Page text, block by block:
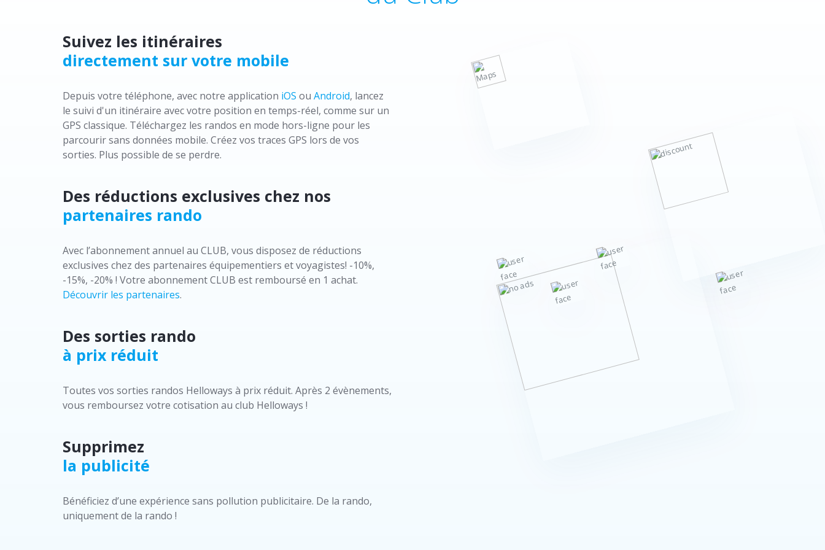
Suivez les itinéraires
directement sur votre mobile
Depuis votre téléphone, avec notre application iOS ou Android, lancez
le suivi d'un itinéraire avec votre position en temps-réel, comme sur un
GPS classique. Téléchargez les randos en mode hors-ligne pour les
parcourir sans données mobile. Créez vos traces GPS lors de vos
sorties. Plus possible de se perdre.
Des réductions exclusives chez nos
partenaires rando
Avec l’abonnement annuel au CLUB, vous disposez de réductions
exclusives chez des partenaires équipementiers et voyagistes! -10%,
-15%, -20% ! Votre abonnement CLUB est remboursé en 1 achat.
Découvrir les partenaires.
Des sorties rando
à prix réduit
Toutes vos sorties randos Helloways à prix réduit. Après 2 évènements,
vous remboursez votre cotisation au club Helloways !
Supprimez
la publicité
Bénéficiez d’une expérience sans pollution publicitaire. De la rando,
uniquement de la rando !